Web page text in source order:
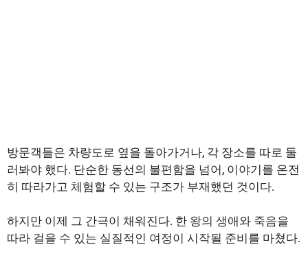
방문객들은 차량도로 옆을 돌아가거나, 각 장소를 따로 둘
러봐야 했다. 단순한 동선의 불편함을 넘어, 이야기를 온전
히 따라가고 체험할 수 있는 구조가 부재했던 것이다.
하지만 이제 그 간극이 채워진다. 한 왕의 생애와 죽음을
따라 걸을 수 있는 실질적인 여정이 시작될 준비를 마쳤다.